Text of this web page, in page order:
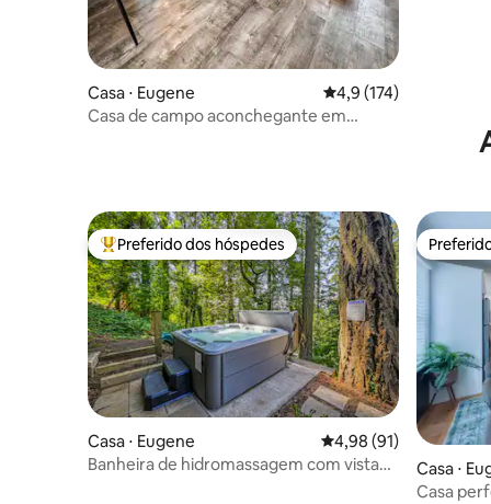
Casa ⋅ Eugene 4,9 de uma avaliação
4,9 (174)
Casa de campo aconchegante em
Entre os melhores preferidos dos hóspedes
Preferido dos hóspedes
Casa ⋅ Eugene 4,98 de uma
4,98 (91)
Banheira de hidromassagem com vista
Casa ⋅
Casa